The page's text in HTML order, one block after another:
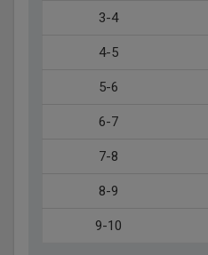
3-4
4-5
5-6
6-7
7-8
8-9
9-10